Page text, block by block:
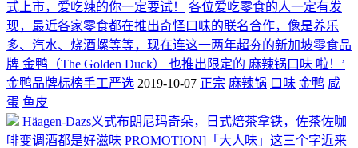
式上市，爱吃辣的你一定要试！
各位爱吃零食的人一定有发
现，最近各家零食都在推出奇怪口味的联名合作，像是养乐
多、汽水、烧酒螺等等，现在连这一两年超夯的新加坡零食品
牌 金鸭（The Golden Duck） 也推出限定的 麻辣锅口味 啦！’
金鸭品牌标榜手工严选 2019-10-07 正宗 麻辣锅 口味 金鸭 咸
蛋 鱼皮
Häagen-Dazs义式布朗尼玛奇朵，日式焙茶拿铁，佐茶佐咖
啡变调酒都是好滋味 PROMOTION]「大人味」这三个字近来